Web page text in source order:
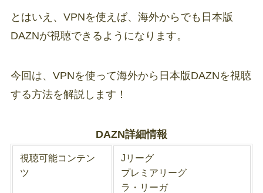
とはいえ、VPNを使えば、海外からでも日本版
DAZNが視聴できるようになります。
今回は、VPNを使って海外から日本版DAZNを視聴
する方法を解説します！
DAZN詳細情報
視聴可能コンテン
ツ
Jリーグ
プレミアリーグ
ラ・リーガ